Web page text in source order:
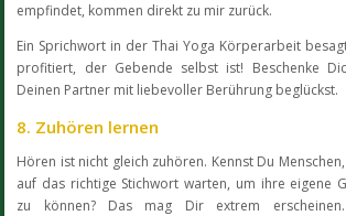
empfindet, kommen direkt zu mir zurück.
Ein Sprichwort in der Thai Yoga Körperarbeit
profitiert, der Gebende selbst ist! Beschenke
Deinen Partner mit liebevoller Berührung beglückst.
8. Zuhören lernen
Hören ist nicht gleich zuhören. Kennst Du
auf das richtige Stichwort warten, um ihre eigene
zu können? Das mag Dir extrem